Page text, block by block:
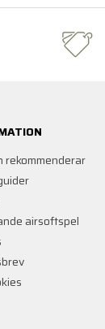
rekommenderar
airsoftspel